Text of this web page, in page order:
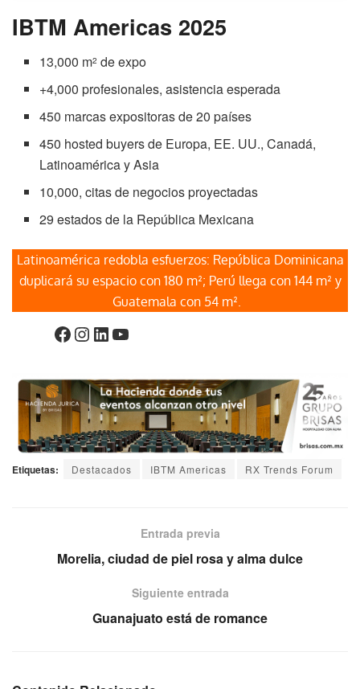
IBTM Americas 2025
13,000 m2 de expo
+4,000 profesionales, asistencia esperada
450 marcas expositoras de 20 países
450 hosted buyers de Europa, EE. UU., Canadá,
Latinoamérica y Asia
10,000, citas de negocios proyectadas
29 estados de la República Mexicana
Latinoamérica redobla esfuerzos: República Dominicana
duplicará su espacio con 180 m²; Perú llega con 144 m² y
Guatemala con 54 m².
Etiquetas: Destacados IBTM Americas RX Trends Forum
Entrada previa
Morelia, ciudad de piel rosa y alma dulce
Siguiente entrada
Guanajuato está de romance